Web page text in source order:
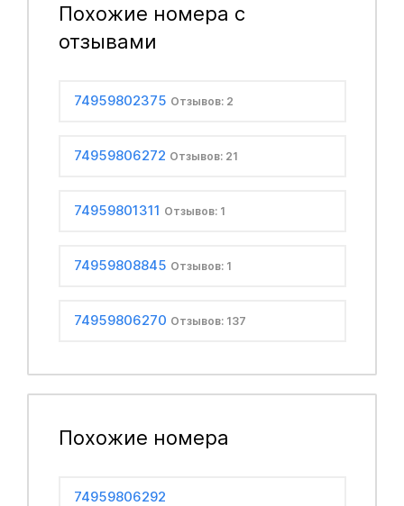
Похожие номера с
отзывами
74959802375 Отзывов: 2
74959806272 Отзывов: 21
74959801311 Отзывов: 1
74959808845 Отзывов: 1
74959806270 Отзывов: 137
Похожие номера
74959806292